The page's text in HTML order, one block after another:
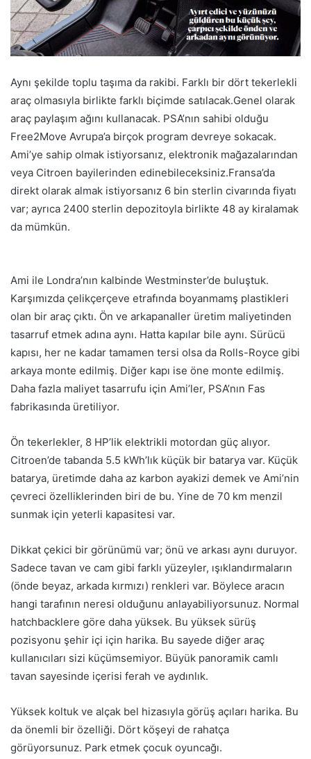
Aynı şekilde toplu taşıma da rakibi. Farklı bir dört tekerlekli
araç olmasıyla birlikte farklı biçimde satılacak.Genel olarak
araç paylaşım ağını kullanacak. PSA’nın sahibi olduğu
Free2Move Avrupa’a birçok program devreye sokacak.
Ami’ye sahip olmak istiyorsanız, elektronik mağazalarından
veya Citroen bayilerinden edinebileceksiniz.Fransa’da
direkt olarak almak istiyorsanız 6 bin sterlin civarında fiyatı
var; ayrıca 2400 sterlin depozitoyla birlikte 48 ay kiralamak
da mümkün.
Ami ile Londra’nın kalbinde Westminster’de buluştuk.
Karşımızda çelikçerçeve etrafında boyanmamş plastikleri
olan bir araç çıktı. Ön ve arkapanaller üretim maliyetinden
tasarruf etmek adına aynı. Hatta kapılar bile aynı. Sürücü
kapısı, her ne kadar tamamen tersi olsa da Rolls-Royce gibi
arkaya monte edilmiş. Diğer kapı ise öne monte edilmiş.
Daha fazla maliyet tasarrufu için Ami’ler, PSA’nın Fas
fabrikasında üretiliyor.
Ön tekerlekler, 8 HP’lik elektrikli motordan güç alıyor.
Citroen’de tabanda 5.5 kWh’lık küçük bir batarya var. Küçük
batarya, üretimde daha az karbon ayakizi demek ve Ami’nin
çevreci özelliklerinden biri de bu. Yine de 70 km menzil
sunmak için yeterli kapasitesi var.
Dikkat çekici bir görünümü var; önü ve arkası aynı duruyor.
Sadece tavan ve cam gibi farklı yüzeyler, ışıklandırmaların
(önde beyaz, arkada kırmızı) renkleri var. Böylece aracın
hangi tarafının neresi olduğunu anlayabiliyorsunuz. Normal
hatchbacklere göre daha yüksek. Bu yüksek sürüş
pozisyonu şehir içi için harika. Bu sayede diğer araç
kullanıcıları sizi küçümsemiyor. Büyük panoramik camlı
tavan sayesinde içerisi ferah ve aydınlık.
Yüksek koltuk ve alçak bel hizasıyla görüş açıları harika. Bu
da önemli bir özelliği. Dört köşeyi de rahatça
görüyorsunuz. Park etmek çocuk oyuncağı.